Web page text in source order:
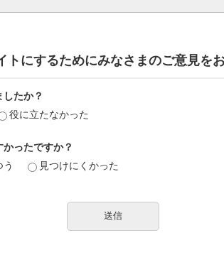
トにするためにみなさまのご意見を
たか？
役に立たなかった
ったですか？
う 見つけにくかった